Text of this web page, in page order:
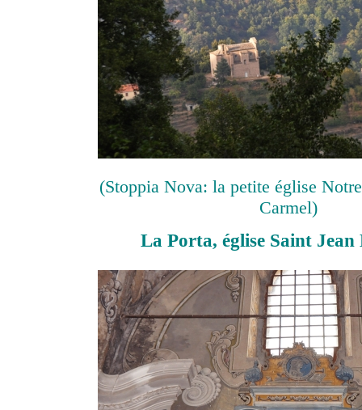
(Stoppia Nova: la petite église
Carmel)
La Porta, église Saint Jean